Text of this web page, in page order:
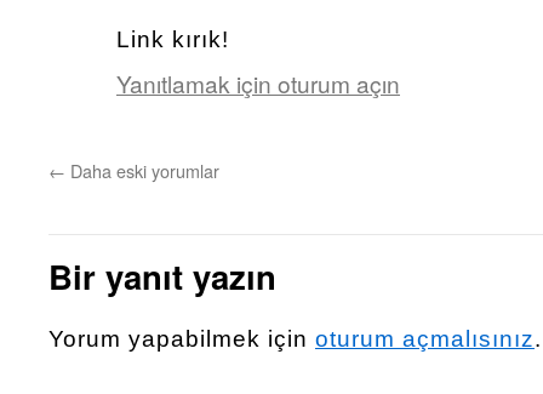
Link kırık!
Yanıtlamak için oturum açın
← Daha eski yorumlar
Bir yanıt yazın
Yorum yapabilmek için oturum açmalısınız.